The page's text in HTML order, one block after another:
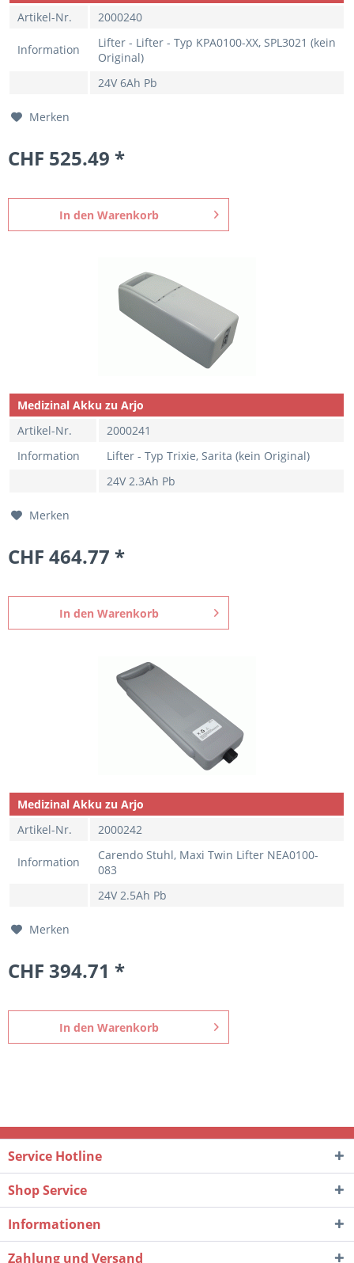
Artikel-Nr.
2000240
Information
Lifter - Lifter - Typ KPA0100-XX, SPL3021 (kein
Original)
24V 6Ah Pb
Merken
CHF 525.49 *
In den Warenkorb
Medizinal Akku zu Arjo
Artikel-Nr.
2000241
Information
Lifter - Typ Trixie, Sarita (kein Original)
24V 2.3Ah Pb
Merken
CHF 464.77 *
In den Warenkorb
Medizinal Akku zu Arjo
Artikel-Nr.
2000242
Information
Carendo Stuhl, Maxi Twin Lifter NEA0100-
083
24V 2.5Ah Pb
Merken
CHF 394.71 *
In den Warenkorb
Service Hotline
Shop Service
Informationen
Zahlung und Versand